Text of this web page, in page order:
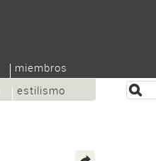
estilismo
miembros